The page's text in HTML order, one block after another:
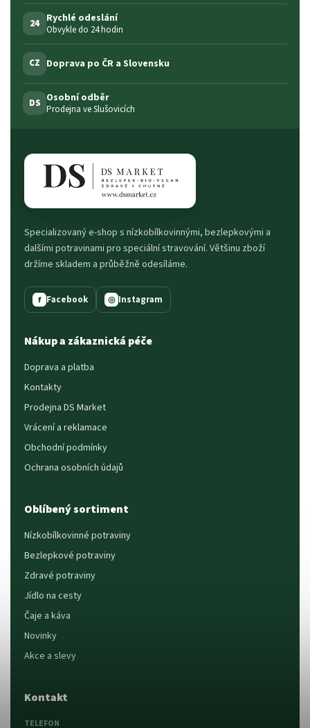
24 Rychlé odeslání
Obvykle do 24 hodin
CZ Doprava po ČR a Slovensku
DS Osobní odběr
Prodejna ve Slušovicích
Specializovaný e-shop s nízkobílkovinnými, bezlepkovými a
dalšími potravinami pro speciální stravování. Většinu zboží
držíme skladem a průběžně odesíláme.
f Facebook ◎ Instagram
Nákup a zákaznická péče
Doprava a platba
Kontakty
Prodejna DS Market
Vrácení a reklamace
Obchodní podmínky
Ochrana osobních údajů
Oblíbený sortiment
Nízkobílkovinné potraviny
Bezlepkové potraviny
Zdravé potraviny
Jídlo na cesty
Čaje a káva
Novinky
Akce a slevy
Kontakt
TELEFON